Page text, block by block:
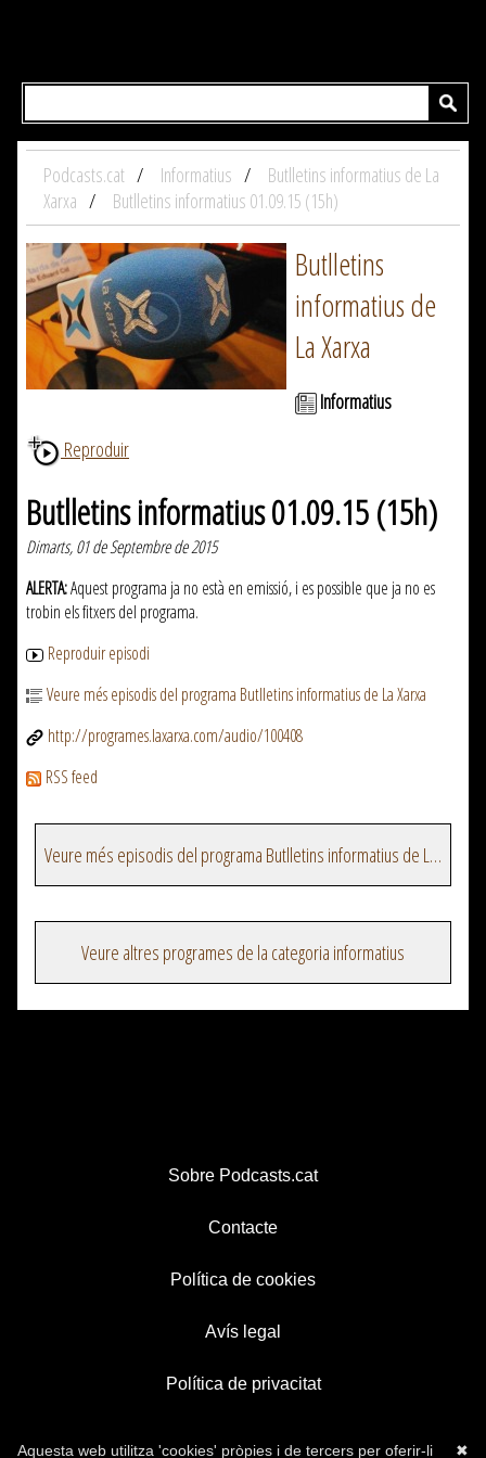
Podcasts.cat Informatius
Butlletins informatius de La
Xarxa
Butlletins informatius 01.09.15 (15h)
Butlletins
informatius de
La Xarxa
Informatius
Reproduir
Butlletins informatius 01.09.15 (15h)
Dimarts, 01 de Septembre de 2015
ALERTA:Aquest programa ja no està en emissió, i es possible que ja no es
trobin els fitxers del programa.
Reproduir episodi
Veure més episodis del programa Butlletins informatius de La Xarxa
http://programes.laxarxa.com/audio/100408
RSS feed
Veure més episodis del programa Butlletins informatius de La Xarxa
Veure altres programes de la categoria informatius
Sobre Podcasts.cat
Contacte
Política de cookies
Avís legal
Política de privacitat
✖
Aquesta web utilitza 'cookies' pròpies i de tercers per oferir-li